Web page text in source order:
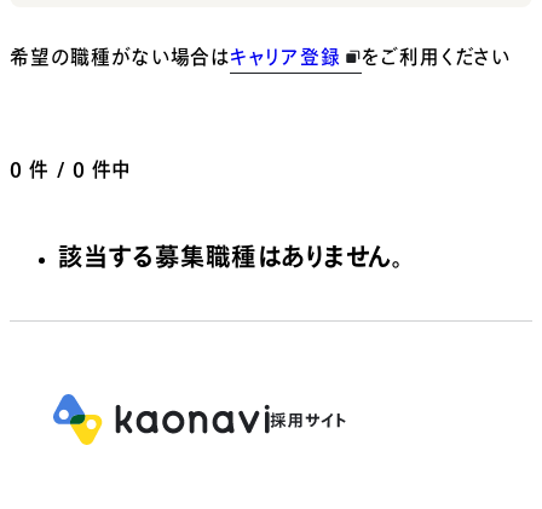
希望の職種がない場合はキャリア登録 をご利用ください
0 件 / 0 件中
該当する募集職種はありません。